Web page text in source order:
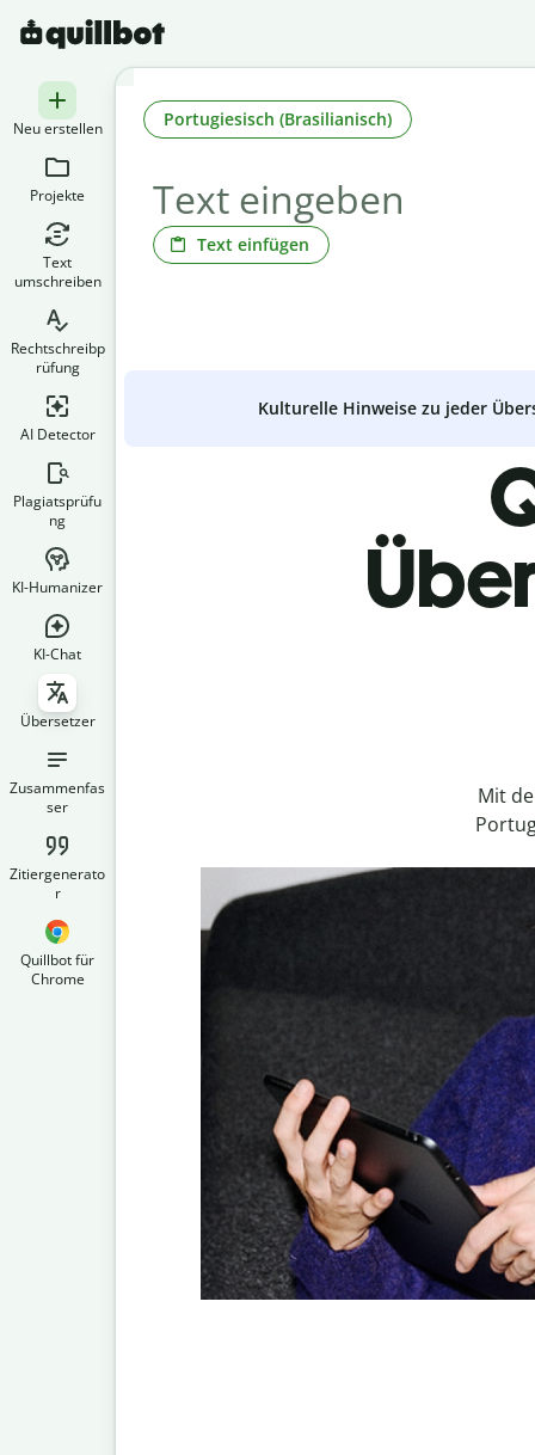
Neu erstellen
Projekte
Text
umschreiben
Rechtschreibp
rüfung
AI Detector
Plagiatsprüfu
ng
KI-Humanizer
KI-Chat
Übersetzer
Zusammenfas
ser
Zitiergenerato
r
Quillbot für
Chrome
Text einfügen
Portugiesisch (Brasilianisch)
Kulturelle Hinweise zu jeder
Mit